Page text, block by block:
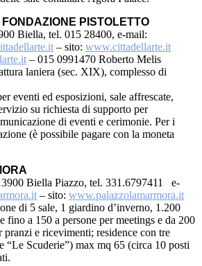
PISTOLETTO
Biella, tel. 015 28400, e-mail:
– sito: www.cittadellarte.it
– 015 0991470 Roberto Melis
laniera (sec. XIX), complesso di
eventi ed esposizioni, sale affrescate,
su richiesta di supporto per
di eventi e cerimonie. Per i
(è possibile pagare con la moneta
Biella Piazzo, tel. 331.6797411 e-
– sito: www.palazzolamarmora.it
di 5 sale, 1 giardino d’inverno, 1.200
fino a 150 a persone per meetings e da 200
pranzi e ricevimenti; residence con tre
“Le Scuderie”) max mq 65 (circa 10 posti